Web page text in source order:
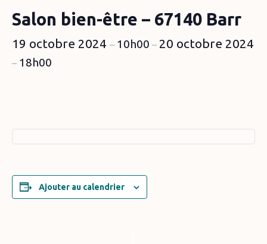
Salon bien-être – 67140 Barr
19 octobre 2024 – 10h00 – 20 octobre 2024
– 18h00
Ajouter au calendrier